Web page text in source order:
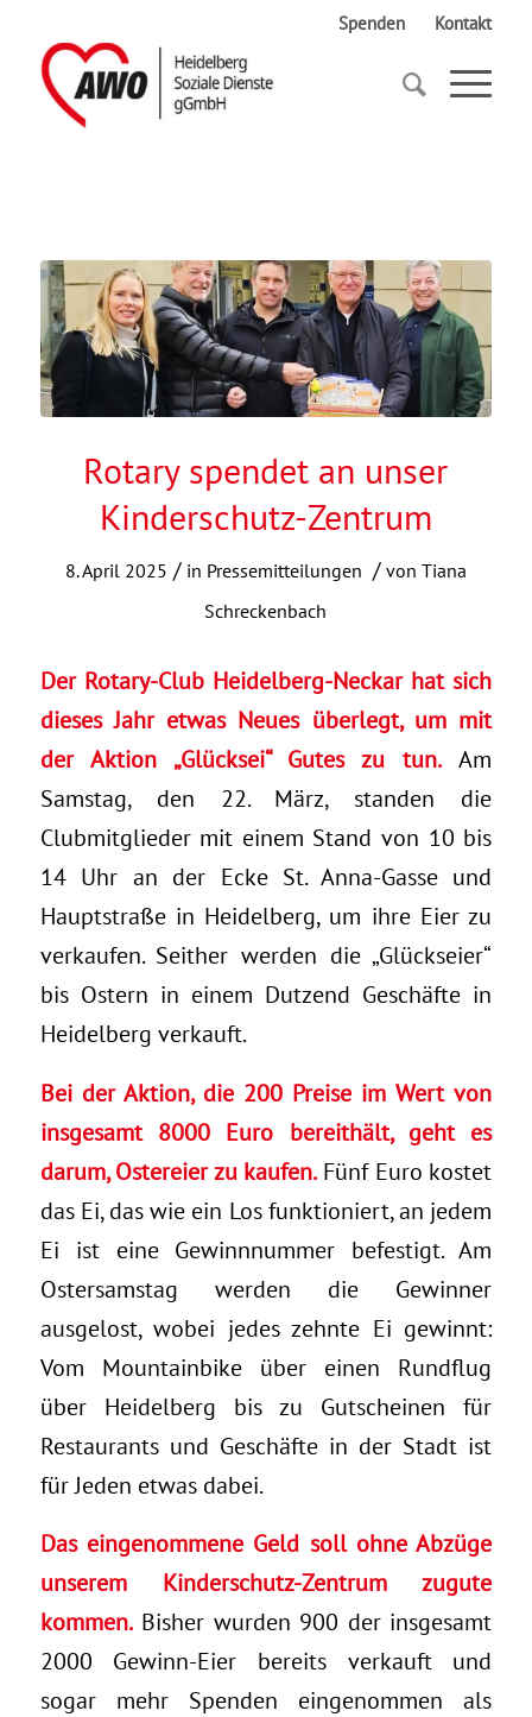
Spenden Kontakt
Startseite Rotary spendet an unser Kinderschutz-Zentrum
Rotary spendet an unser
Kinderschutz-Zentrum
8. April 2025 / in Pressemitteilungen / von Tiana
Schreckenbach
Der Rotary-Club Heidelberg-Neckar hat sich
dieses Jahr etwas Neues überlegt, um mit
der Aktion „Glücksei“ Gutes zu tun. Am
Samstag, den 22. März, standen die
Clubmitglieder mit einem Stand von 10 bis
14 Uhr an der Ecke St. Anna-Gasse und
Hauptstraße in Heidelberg, um ihre Eier zu
verkaufen. Seither werden die „Glückseier“
bis Ostern in einem Dutzend Geschäfte in
Heidelberg verkauft.
Bei der Aktion, die 200 Preise im Wert von
insgesamt 8000 Euro bereithält, geht es
darum, Ostereier zu kaufen. Fünf Euro kostet
das Ei, das wie ein Los funktioniert, an jedem
Ei ist eine Gewinnnummer befestigt. Am
Ostersamstag werden die Gewinner
ausgelost, wobei jedes zehnte Ei gewinnt:
Vom Mountainbike über einen Rundflug
über Heidelberg bis zu Gutscheinen für
Restaurants und Geschäfte in der Stadt ist
für Jeden etwas dabei.
Das eingenommene Geld soll ohne Abzüge
unserem Kinderschutz-Zentrum zugute
kommen.Bisher wurden 900 der insgesamt
2000 Gewinn-Eier bereits verkauft und
sogar mehr Spenden eingenommen als